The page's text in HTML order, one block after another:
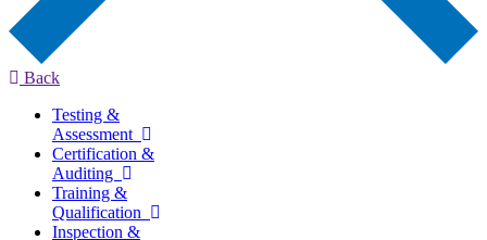
Back
Testing &
Assessment
Certification &
Auditing
Training &
Qualification
Inspection &